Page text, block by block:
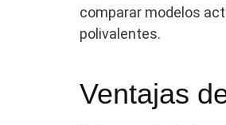
comparar modelos
polivalentes.
Ventajas